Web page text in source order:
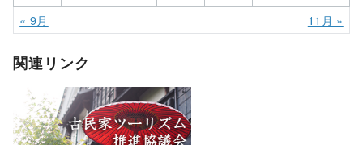
« 9月
11月 »
関連リンク